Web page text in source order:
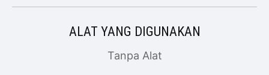
ALAT YANG DIGUNAKAN
Tanpa Alat